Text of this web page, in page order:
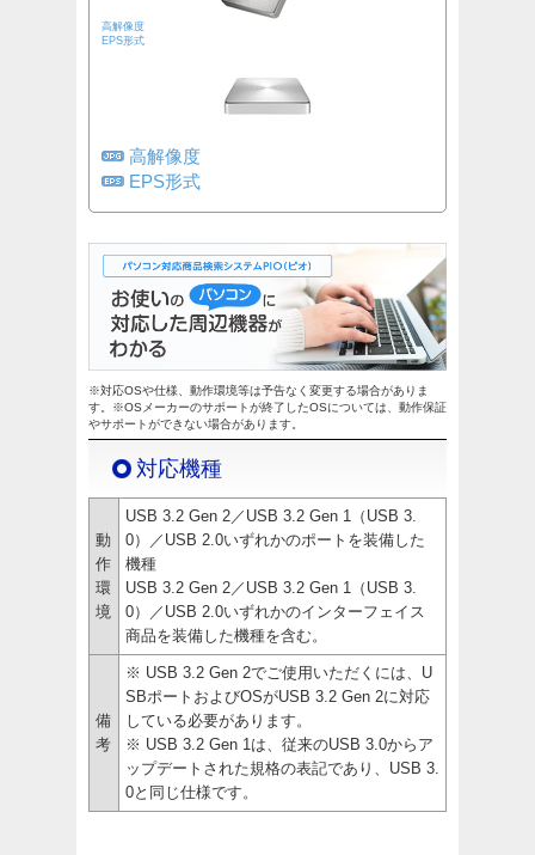
高解像度
EPS形式
高解像度
EPS形式
※対応OSや仕様、動作環境等は予告なく変更する場合がありま
す。※OSメーカーのサポートが終了したOSについては、動作保証
やサポートができない場合があります。
対応機種
動
作
環
境
USB 3.2 Gen 2／USB 3.2 Gen 1（USB 3.
0）／USB 2.0いずれかのポートを装備した
機種
USB 3.2 Gen 2／USB 3.2 Gen 1（USB 3.
0）／USB 2.0いずれかのインターフェイス
商品を装備した機種を含む。
備
考
※ USB 3.2 Gen 2でご使用いただくには、U
SBポートおよびOSがUSB 3.2 Gen 2に対応
している必要があります。
※ USB 3.2 Gen 1は、従来のUSB 3.0からア
ップデートされた規格の表記であり、USB 3.
0と同じ仕様です。